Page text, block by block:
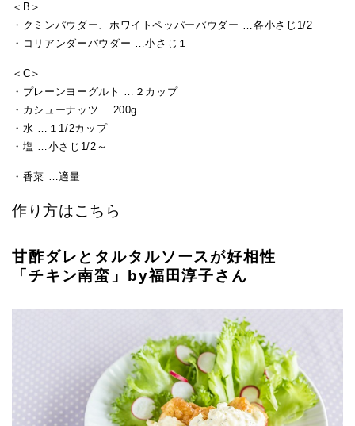
＜B＞
・クミンパウダー、ホワイトペッパーパウダー …各小さじ1/2
・コリアンダーパウダー …小さじ１
＜C＞
・プレーンヨーグルト …２カップ
・カシューナッツ …200g
・水 …１1/2カップ
・塩 …小さじ1/2～
・香菜 …適量
作り方はこちら
甘酢ダレとタルタルソースが好相性
「チキン南蛮」by福田淳子さん